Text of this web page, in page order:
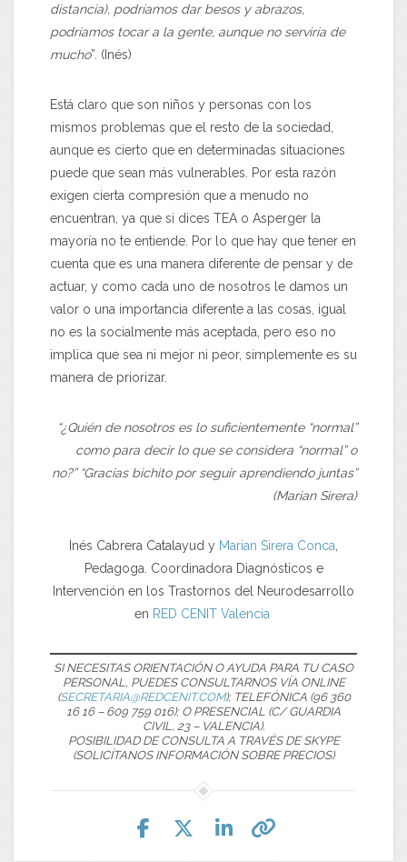
distancia), podríamos dar besos y abrazos,
podríamos tocar a la gente, aunque no serviría de
mucho”. (Inés)
Está claro que son niños y personas con los
mismos problemas que el resto de la sociedad,
aunque es cierto que en determinadas situaciones
puede que sean más vulnerables. Por esta razón
exigen cierta compresión que a menudo no
encuentran, ya que si dices TEA o Asperger la
mayoría no te entiende. Por lo que hay que tener en
cuenta que es una manera diferente de pensar y de
actuar, y como cada uno de nosotros le damos un
valor o una importancia diferente a las cosas, igual
no es la socialmente más aceptada, pero eso no
implica que sea ni mejor ni peor, simplemente es su
manera de priorizar.
“¿Quién de nosotros es lo suficientemente “normal”
como para decir lo que se considera “normal” o
no?” “Gracias bichito por seguir aprendiendo juntas”
(Marian Sirera)
Inés Cabrera Catalayud y Marian Sirera Conca
Pedagoga. Coordinadora Diagnósticos e
Intervención en los Trastornos del Neurodesarrollo
en RED CENIT Valencia
SI NECESITAS ORIENTACIÓN O AYUDA PARA TU CASO
PERSONAL, PUEDES CONSULTARNOS VÍA ONLINE
(SECRETARIA@REDCENIT.COM); TELEFÓNICA (96 360
16 16 – 609 759 016); O PRESENCIAL (C/ GUARDIA
CIVIL, 23 – VALENCIA).
POSIBILIDAD DE CONSULTA A TRAVÉS DE SKYPE
(SOLICÍTANOS INFORMACIÓN SOBRE PRECIOS)